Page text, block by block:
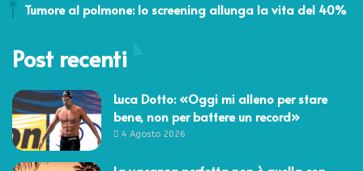
Tumore al polmone: lo screening allunga la vita del 40%
Post recenti
Luca Dotto: «Oggi mi alleno per stare
bene, non per battere un record»
4 Agosto 2026